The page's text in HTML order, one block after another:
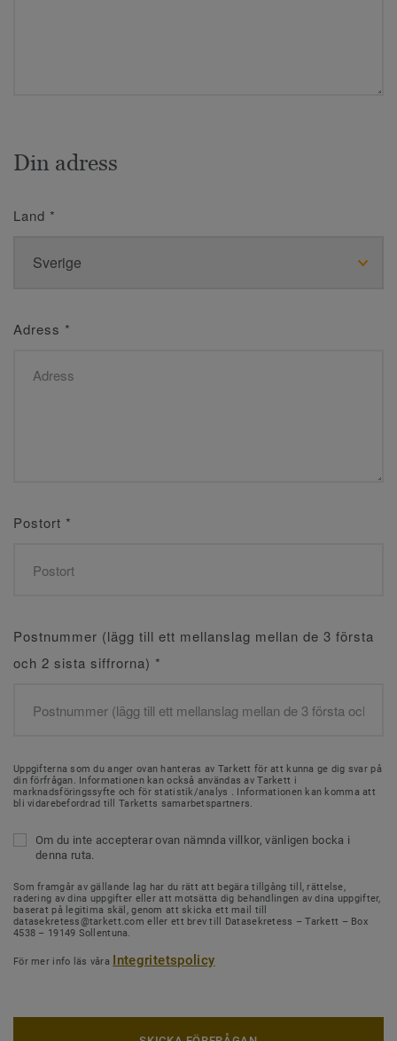
Din adress
Land *
Adress *
Postort *
Postnummer (lägg till ett mellanslag mellan de 3 första
och 2 sista siffrorna) *
Uppgifterna som du anger ovan hanteras av Tarkett för att kunna ge dig svar på
din förfrågan. Informationen kan också användas av Tarkett i
marknadsföringssyfte och för statistik/analys . Informationen kan komma att
bli vidarebefordrad till Tarketts samarbetspartners.
Om du inte accepterar ovan nämnda villkor, vänligen bocka i
denna ruta.
Som framgår av gällande lag har du rätt att begära tillgång till, rättelse,
radering av dina uppgifter eller att motsätta dig behandlingen av dina uppgifter,
baserat på legitima skäl, genom att skicka ett mail till
datasekretess@tarkett.com eller ett brev till Datasekretess – Tarkett – Box
4538 – 19149 Sollentuna.
För mer info läs våra Integritetspolicy